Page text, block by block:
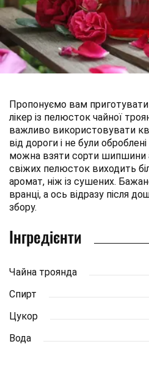
Пропонуємо вам
лікер із пелюсток чайної
важливо використовувати
від дороги і не були
можна взяти сорти шипшини
свіжих пелюсток виходить
аромат, ніж із сушених.
вранці, а ось відразу після
збору.
Інгредієнти
Чайна троянда
Спирт
Цукор
Вода